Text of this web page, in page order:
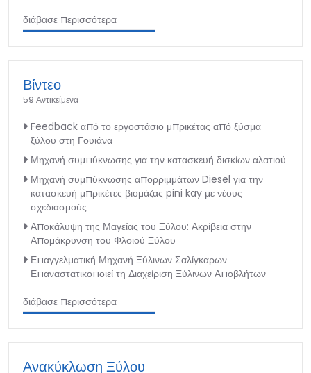
διάβασε περισσότερα
Βίντεο
59 Αντικείμενα
Feedback από το εργοστάσιο μπρικέτας από ξύσμα
ξύλου στη Γουιάνα
Μηχανή συμπύκνωσης για την κατασκευή δισκίων αλατιού
Μηχανή συμπύκνωσης απορριμμάτων Diesel για την
κατασκευή μπρικέτες βιομάζας pini kay με νέους
σχεδιασμούς
Αποκάλυψη της Μαγείας του Ξύλου: Ακρίβεια στην
Απομάκρυνση του Φλοιού Ξύλου
Επαγγελματική Μηχανή Ξύλινων Σαλίγκαρων
Επαναστατικοποιεί τη Διαχείριση Ξύλινων Αποβλήτων
διάβασε περισσότερα
Ανακύκλωση Ξύλου